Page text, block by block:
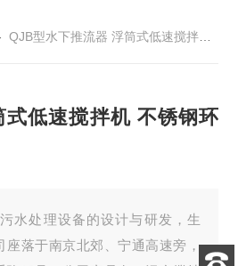
QJB型水下推流器 浮筒式低速搅拌机 不锈钢环流搅拌设备 兰江水
低速搅拌机 不锈钢环
水处理设备的设计与研发，生
座落于南京北郊、宁通高速旁，